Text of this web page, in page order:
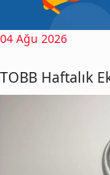
04 Ağu 2026
TOBB Haftalık